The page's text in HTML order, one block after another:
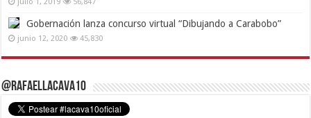
Gobernación lanza concurso virtual “Dibujando a Carabobo”
junio 12, 2020 45,830
@RafaelLacava10